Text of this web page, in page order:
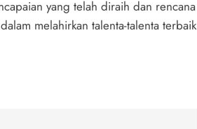
yang telah diraih dan rencana
melahirkan talenta-talenta terbaik